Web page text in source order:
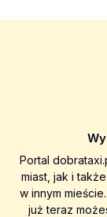
Portal
miast, jak i
w innym
już teraz